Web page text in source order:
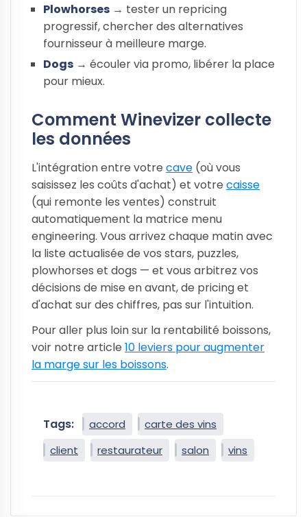
Plowhorses → tester un repricing
progressif, chercher des alternatives
fournisseur à meilleure marge.
Dogs → écouler via promo, libérer la place
pour mieux.
Comment Winevizer collecte
les données
L'intégration entre votre cave (où vous
saisissez les coûts d'achat) et votre caisse
(qui remonte les ventes) construit
automatiquement la matrice menu
engineering. Vous arrivez chaque matin avec
la liste actualisée de vos stars, puzzles,
plowhorses et dogs — et vous arbitrez vos
décisions de mise en avant, de pricing et
d'achat sur des chiffres, pas sur l'intuition.
Pour aller plus loin sur la rentabilité boissons,
voir notre article 10 leviers pour augmenter
la marge sur les boissons.
Tags: accord
carte des vins
client
restaurateur salon vins